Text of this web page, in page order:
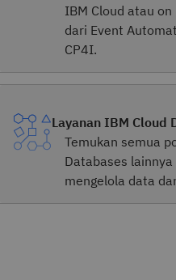
IBM Cloud atau
dari Event
CP4I.
Layanan IBM Cloud
Temukan semua
Databases
mengelola data